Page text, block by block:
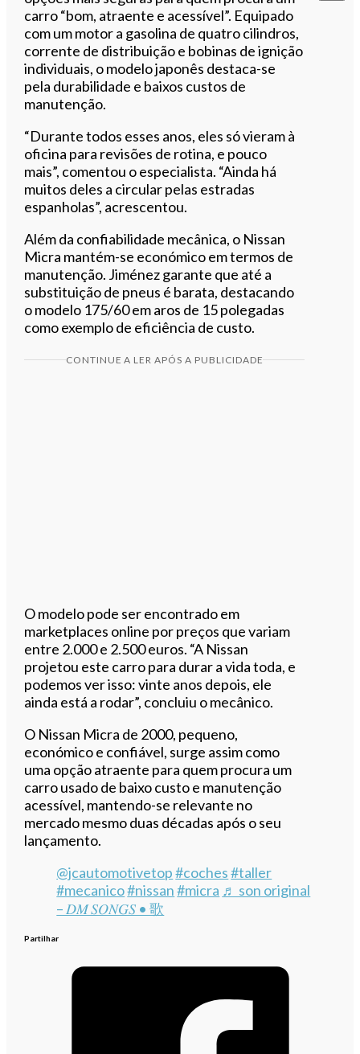
carro “bom, atraente e acessível”. Equipado
com um motor a gasolina de quatro cilindros,
corrente de distribuição e bobinas de ignição
individuais, o modelo japonês destaca-se
pela durabilidade e baixos custos de
manutenção.
“Durante todos esses anos, eles só vieram à
oficina para revisões de rotina, e pouco
mais”, comentou o especialista. “Ainda há
muitos deles a circular pelas estradas
espanholas”, acrescentou.
Além da confiabilidade mecânica, o Nissan
Micra mantém-se económico em termos de
manutenção. Jiménez garante que até a
substituição de pneus é barata, destacando
o modelo 175/60 em aros de 15 polegadas
como exemplo de eficiência de custo.
CONTINUE A LER APÓS A PUBLICIDADE
O modelo pode ser encontrado em
marketplaces online por preços que variam
entre 2.000 e 2.500 euros. “A Nissan
projetou este carro para durar a vida toda, e
podemos ver isso: vinte anos depois, ele
ainda está a rodar”, concluiu o mecânico.
O Nissan Micra de 2000, pequeno,
económico e confiável, surge assim como
uma opção atraente para quem procura um
carro usado de baixo custo e manutenção
acessível, mantendo-se relevante no
mercado mesmo duas décadas após o seu
lançamento.
@jcautomotivetop#coches#taller
#mecanico#nissan#micra ♬ son original
– 𝐷𝑀 𝑆𝑂𝑁𝐺𝑆 • 歌
Partilhar